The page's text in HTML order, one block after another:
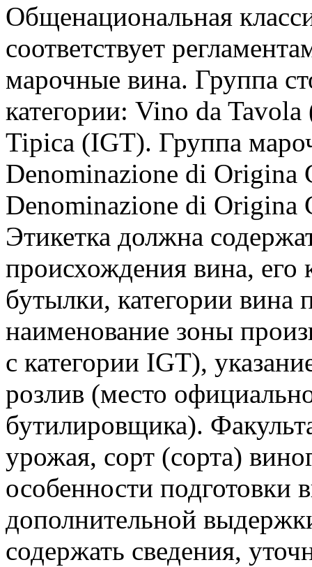
Общенациональная
соответствует
марочные вина. Группа
категории: Vino da
Tipica (IGT). Группа
Denominazione di Origina
Denominazione di Origina
Этикетка должна
происхождения вина, его
бутылки, категории вина
наименование зоны
с категории IGT),
розлив (место
бутилировщика).
урожая, сорт (сорта)
особенности подготовки
дополнительной
содержать сведения,